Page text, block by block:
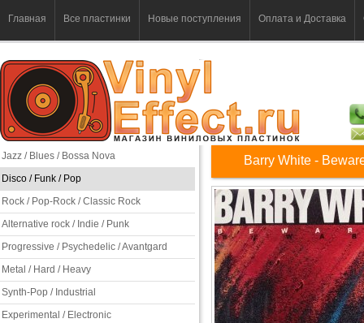
Главная Все пластинки Новые поступления Оплата и Доставка
Jazz / Blues / Bossa Nova
Disco / Funk / Pop
Rock / Pop-Rock / Classic Rock
Alternative rock / Indie / Punk
Progressive / Psychedelic / Avantgard
Metal / Hard / Heavy
Synth-Pop / Industrial
Experimental / Electronic
Barry White -